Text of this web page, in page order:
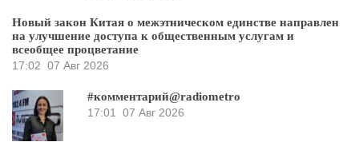
Новый закон Китая о межэтническом единстве направлен
на улучшение доступа к общественным услугам и
всеобщее процветание
17:02 07 Авг 2026
#комментарий@radiometro
17:01
07 Авг 2026